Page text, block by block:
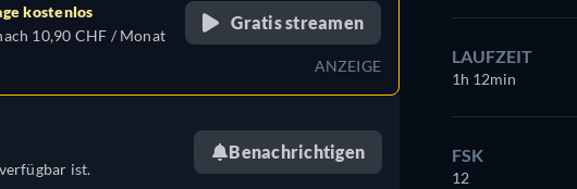
kostenlos
10,90 CHF / Monat
Gratis streamen
ANZEIGE
ist.
Benachrichtigen
LAUFZEIT
1h 12min
FSK
12